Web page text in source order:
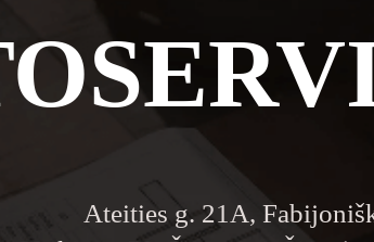
Ateities g. 21A,